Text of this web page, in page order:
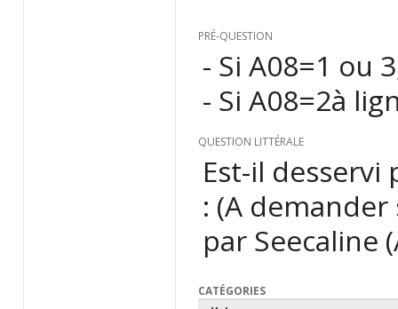
PRÉ-QUESTION
- Si A08=1 ou
- Si A08=2à
QUESTION LITTÉRALE
Est-il desservi
: (A
par Seecaline
CATÉGORIES